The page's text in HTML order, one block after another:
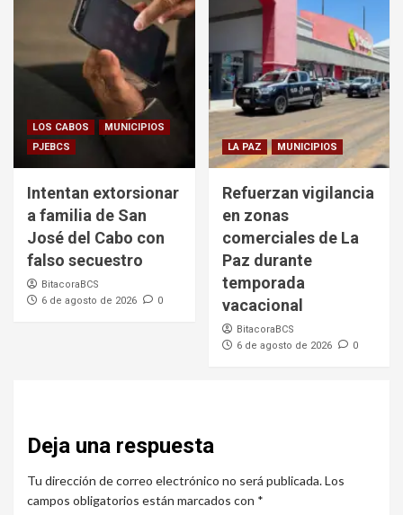
LOS CABOS
MUNICIPIOS
PJEBCS
Intentan extorsionar
a familia de San
José del Cabo con
falso secuestro
BitacoraBCS
6 de agosto de 2026
0
LA PAZ MUNICIPIOS
Refuerzan vigilancia
en zonas
comerciales de La
Paz durante
temporada
vacacional
BitacoraBCS
6 de agosto de 2026
0
Deja una respuesta
Tu dirección de correo electrónico no será publicada.Los
campos obligatorios están marcados con *